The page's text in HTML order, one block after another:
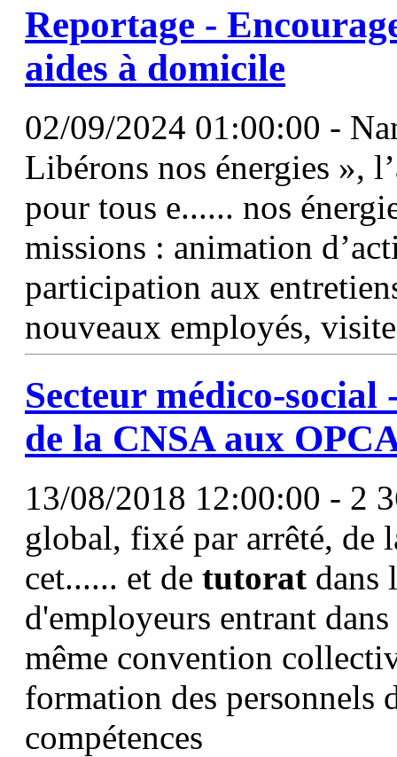
Reportage -
aides à domicile
02/09/2024 01:00:00 -
Libérons nos énergies »,
pour tous e...... nos
missions : animation
participation aux
nouveaux employés,
Secteur médico-
de la CNSA aux
13/08/2018 12:00:00 - 2
global, fixé par arrêté, de
cet...... et de tutorat dans
d'employeurs entrant
même convention
formation des personnels
compétences